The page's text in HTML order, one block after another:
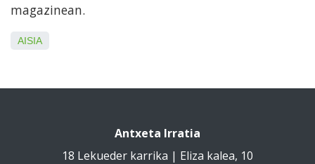
magazinean.
AISIA
Antxeta Irratia
18 Lekueder karrika | Eliza kalea, 10